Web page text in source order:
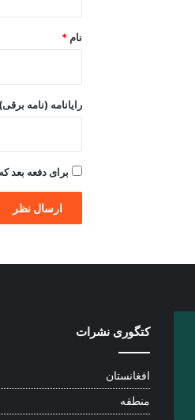
نام *
رایانامه (نامه برقی)
برای دفعه بعد
کتگوری نشرات
افغانستان
منطقه